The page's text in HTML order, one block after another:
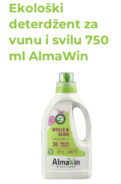
Ekološki
deterdžent za
vunu i svilu 750
ml AlmaWin